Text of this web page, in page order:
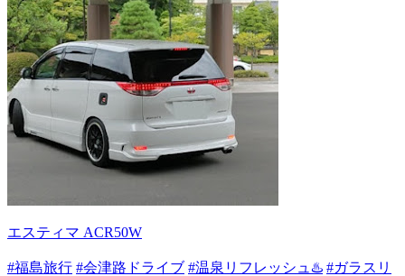
エスティマ ACR50W
#福島旅行 #会津路ドライブ #温泉リフレッシュ♨️ #ガラスリ